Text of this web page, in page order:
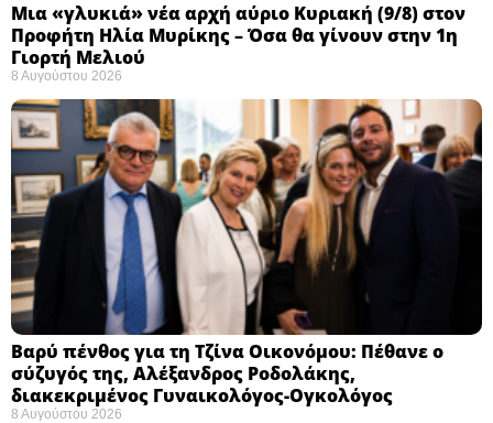
Μια «γλυκιά» νέα αρχή αύριο Κυριακή (9/8) στον
Προφήτη Ηλία Μυρίκης – Όσα θα γίνουν στην 1η
Γιορτή Μελιού
8 Αυγούστου 2026
Βαρύ πένθος για τη Τζίνα Οικονόμου: Πέθανε ο
σύζυγός της, Αλέξανδρος Ροδολάκης,
διακεκριμένος Γυναικολόγος-Ογκολόγος
8 Αυγούστου 2026